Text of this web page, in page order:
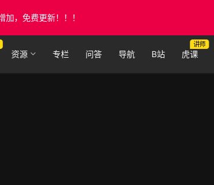
，免费更新！！！
资源 专栏 问答 导航 B站 虎课
讲师